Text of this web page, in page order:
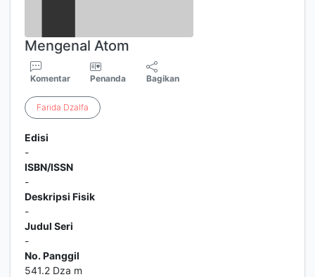
Mengenal Atom
Komentar Penanda Bagikan
Farida Dzalfa
Edisi
-
ISBN/ISSN
-
Deskripsi Fisik
-
Judul Seri
-
No. Panggil
541.2 Dza m